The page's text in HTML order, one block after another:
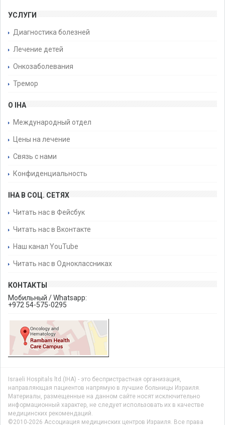
УСЛУГИ
Диагностика болезней
Лечение детей
Онкозаболевания
Тремор
О IHA
Международный отдел
Цены на лечение
Связь с нами
Конфиденциальность
IHA В СОЦ. СЕТЯХ
Читать нас в Фейсбук
Читать нас в Вконтакте
Наш канал YouTube
Читать нас в Одноклассниках
КОНТАКТЫ
Мобильный / Whatsapp:
+972 54-575-0295
Israeli Hospitals ltd.(IHA) - это беспристрастная организация,
направляющая пациентов напрямую в лучшие больницы Израиля.
Материалы, размещенные на данном сайте носят исключительно
информационный характер, не следует использовать их в качестве
медицинских рекомендаций.
©2010-2026 Ассоциация медицинских центров Израиля. Все права